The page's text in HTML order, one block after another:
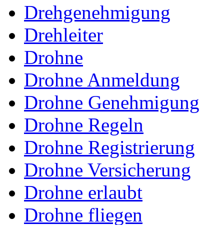
Drehgenehmigung
Drehleiter
Drohne
Drohne Anmeldung
Drohne Genehmigung
Drohne Regeln
Drohne Registrierung
Drohne Versicherung
Drohne erlaubt
Drohne fliegen